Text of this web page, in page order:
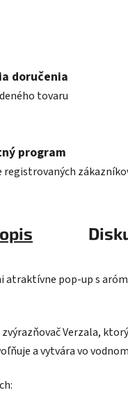
doručenia
tovaru
program
registrovaných
atraktívne pop-up s
Verzala,
a vytvára vo